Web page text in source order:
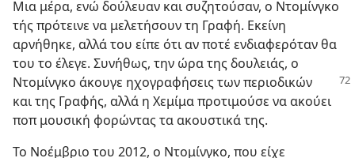
Μια μέρα, ενώ δούλευαν και συζητούσαν, ο Ντομίνγκο
τής πρότεινε να μελετήσουν τη Γραφή. Εκείνη
αρνήθηκε, αλλά του είπε ότι αν ποτέ ενδιαφερόταν θα
του το έλεγε. Συνήθως, την ώρα της δουλειάς, ο
Ντομίνγκο άκουγε ηχογραφήσεις των περιοδικών
και της Γραφής, αλλά η Χεμίμα προτιμούσε να ακούει
ποπ μουσική φορώντας τα ακουστικά της.
Το Νοέμβριο του 2012, ο Ντομίνγκο, που είχε